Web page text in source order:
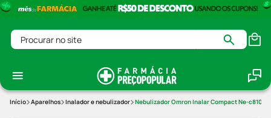
Procurar no site
Aparelhos Inalador e nebulizador Nebulizador Omron Inalar Compact Ne-c810